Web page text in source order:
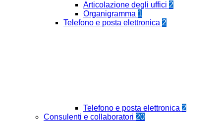
Articolazione degli uffici 2
Organigramma 1
Telefono e posta elettronica 2
Telefono e posta elettronica 2
Consulenti e collaboratori 20